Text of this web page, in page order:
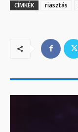
CÍMKÉK riasztás